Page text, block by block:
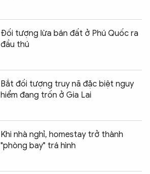
Đối tượng lừa bán đất ở Phú Quốc ra
đầu thú
Bắt đối tượng truy nã đặc biệt nguy
hiểm đang trốn ở Gia Lai
Khi nhà nghỉ, homestay trở thành
"phòng bay" trá hình